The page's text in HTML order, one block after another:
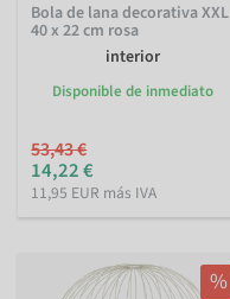
Bola de lana decorativa XXL
40 x 22 cm rosa
interior
Disponible de inmediato
53,43 €
14,22 €
11,95 EUR más IVA
%